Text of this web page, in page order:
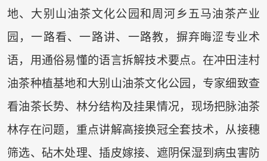
地、大别山油茶文化公园和周河乡五马油茶产业
园，一路看、一路讲、一路教，摒弃晦涩专业术
语，用通俗易懂的语言拆解技术要点。在冲田洼村
油茶种植基地和大别山油茶文化公园，专家细致查
看油茶长势、林分结构及挂果情况，现场把脉油茶
林存在问题，重点讲解高接换冠全套技术，从接穗
筛选、砧木处理、插皮嫁接、遮阴保湿到病虫害防